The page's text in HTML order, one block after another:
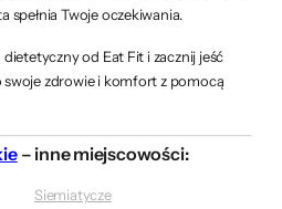
spełnia Twoje oczekiwania.
od Eat Fit i zacznij jeść
swoje zdrowie i komfort z pomocą
– inne miejscowości:
Siemiatycze